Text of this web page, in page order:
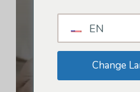
EN
Change